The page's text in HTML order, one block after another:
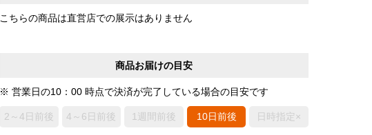
こちらの商品は直営店での展示はありません
商品お届けの目安
※ 営業日の10：00 時点で決済が完了している場合の目安です
2～4日前後 4～6日前後 1週間前後 10日前後 日時指定×